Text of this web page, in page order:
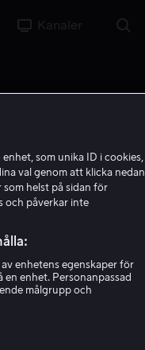
Kanaler
som unika ID i cookies,
val genom att klicka nedan,
helst på sidan för
och påverkar inte
enhetens egenskaper för
enhet. Personanpassad
målgrupp och